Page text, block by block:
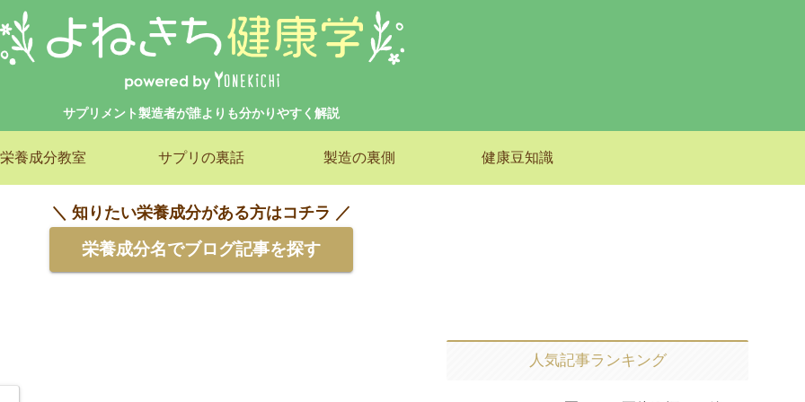
サプリメント製造者が誰よりも分かりやすく解説
栄養成分教室 サプリの裏話 製造の裏側 健康豆知識
＼ 知りたい栄養成分がある方はコチラ ／
栄養成分名でブログ記事を探す
人気記事ランキング